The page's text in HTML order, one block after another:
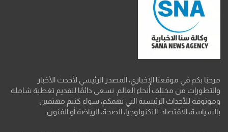
مرحبًا بكم في موقعنا الإخباري، المصدر الرئيسي لأحدث الأخبار
والتطورات من مختلف أنحاء العالم. نسعى دائمًا لتقديم تغطية شاملة
وموثوقة للأحداث الرئيسية التي تهمكم، سواء كنتم مهتمين
بالسياسة، الاقتصاد، التكنولوجيا، الصحة، الرياضة أو الفنون.